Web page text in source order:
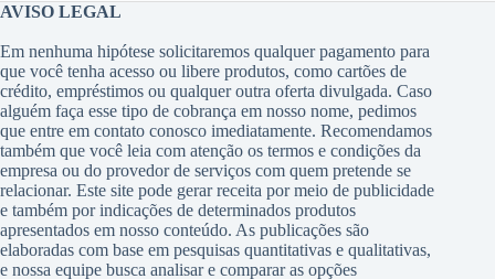
AVISO LEGAL
Em nenhuma hipótese solicitaremos qualquer pagamento para
que você tenha acesso ou libere produtos, como cartões de
crédito, empréstimos ou qualquer outra oferta divulgada. Caso
alguém faça esse tipo de cobrança em nosso nome, pedimos
que entre em contato conosco imediatamente. Recomendamos
também que você leia com atenção os termos e condições da
empresa ou do provedor de serviços com quem pretende se
relacionar. Este site pode gerar receita por meio de publicidade
e também por indicações de determinados produtos
apresentados em nosso conteúdo. As publicações são
elaboradas com base em pesquisas quantitativas e qualitativas,
e nossa equipe busca analisar e comparar as opções